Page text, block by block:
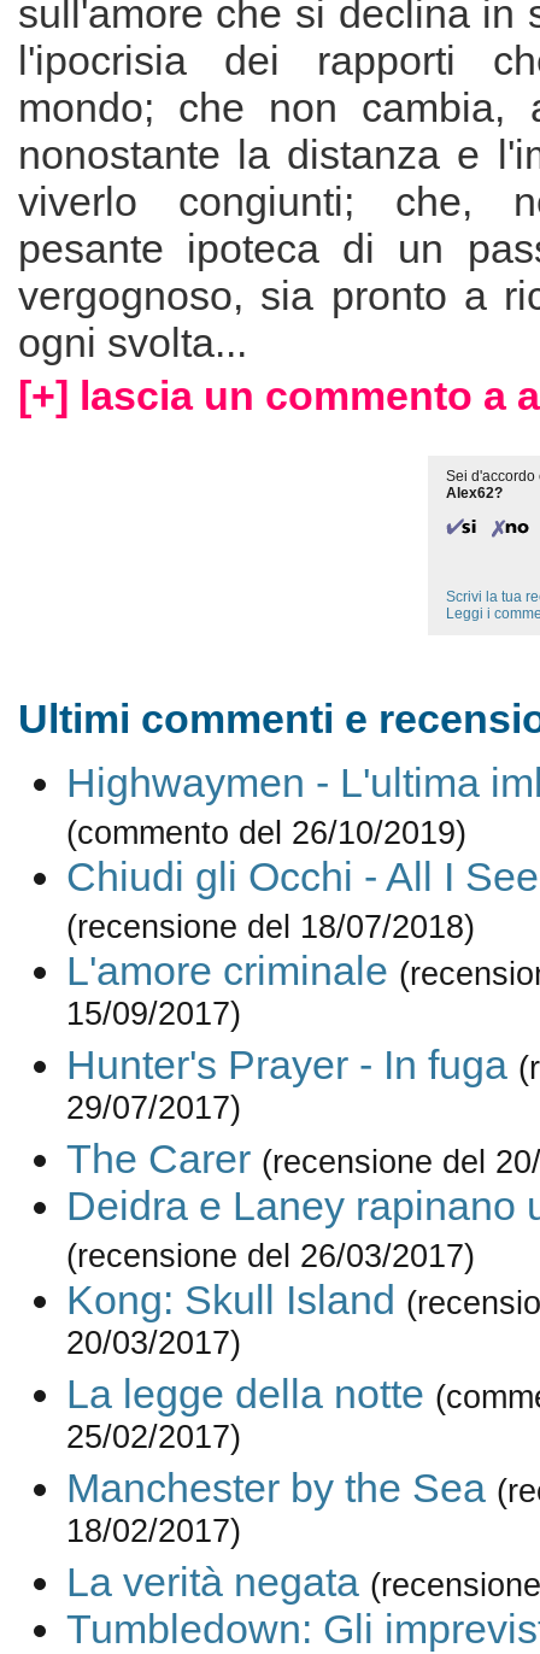
sull'amore che si declina in
l'ipocrisia dei rapporti
mondo; che non cambia,
nonostante la distanza e
viverlo congiunti; che,
pesante ipoteca di un
vergognoso, sia pronto a
ogni svolta...
[+] lascia un commento a
Sei d'accordo
Alex62?
Scrivi la tua
Leggi i
Ultimi commenti e
Highwaymen - L'ultima
(commento del 26/10/2019)
Chiudi gli Occhi - All I
(recensione del 18/07/2018)
L'amore criminale
15/09/2017)
Hunter's Prayer - In fuga
29/07/2017)
The Carer (recensione del
Deidra e Laney rapinano
(recensione del 26/03/2017)
Kong: Skull Island
20/03/2017)
La legge della notte
25/02/2017)
Manchester by the Sea
18/02/2017)
La verità negata
Tumbledown: Gli